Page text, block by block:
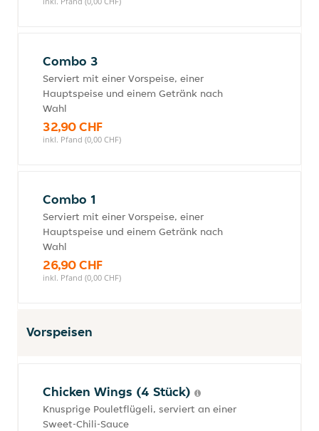
Combo 3
Serviert mit einer Vorspeise, einer
Hauptspeise und einem Getränk nach
Wahl
32,90 CHF
inkl. Pfand (0,00 CHF)
Combo 1
Serviert mit einer Vorspeise, einer
Hauptspeise und einem Getränk nach
Wahl
26,90 CHF
inkl. Pfand (0,00 CHF)
Vorspeisen
Chicken Wings (4 Stück)
Knusprige Pouletflügeli, serviert an einer
Sweet-Chili-Sauce